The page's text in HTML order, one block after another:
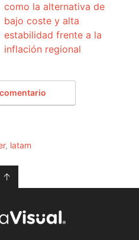
como la alternativa de
bajo coste y alta
estabilidad frente a la
inflación regional
, latam
↑